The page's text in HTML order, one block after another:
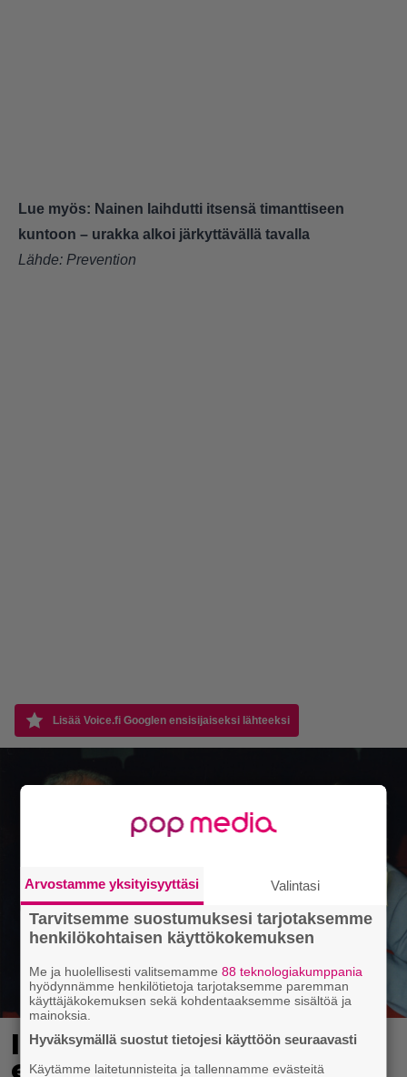
Lue myös: Nainen laihdutti itsensä timanttiseen
kuntoon – urakka alkoi järkyttävällä tavalla
Lähde: Prevention
Lisää Voice.fi Googlen ensisijaiseksi lähteeksi
Illalla tv:ssä: Uuno-
elokuva jossa käytettiin
Arvostamme yksityisyyttäsi Valintasi
Tarvitsemme suostumuksesi tarjotaksemme
henkilökohtaisen käyttökokemuksen
Me ja huolellisesti valitsemamme88 teknologiakumppania
hyödynnämme henkilötietoja tarjotaksemme paremman
käyttäjäkokemuksen sekä kohdentaaksemme sisältöä ja
mainoksia.
Hyväksymällä suostut tietojesi käyttöön seuraavasti
Käytämme laitetunnisteita ja tallennamme evästeitä